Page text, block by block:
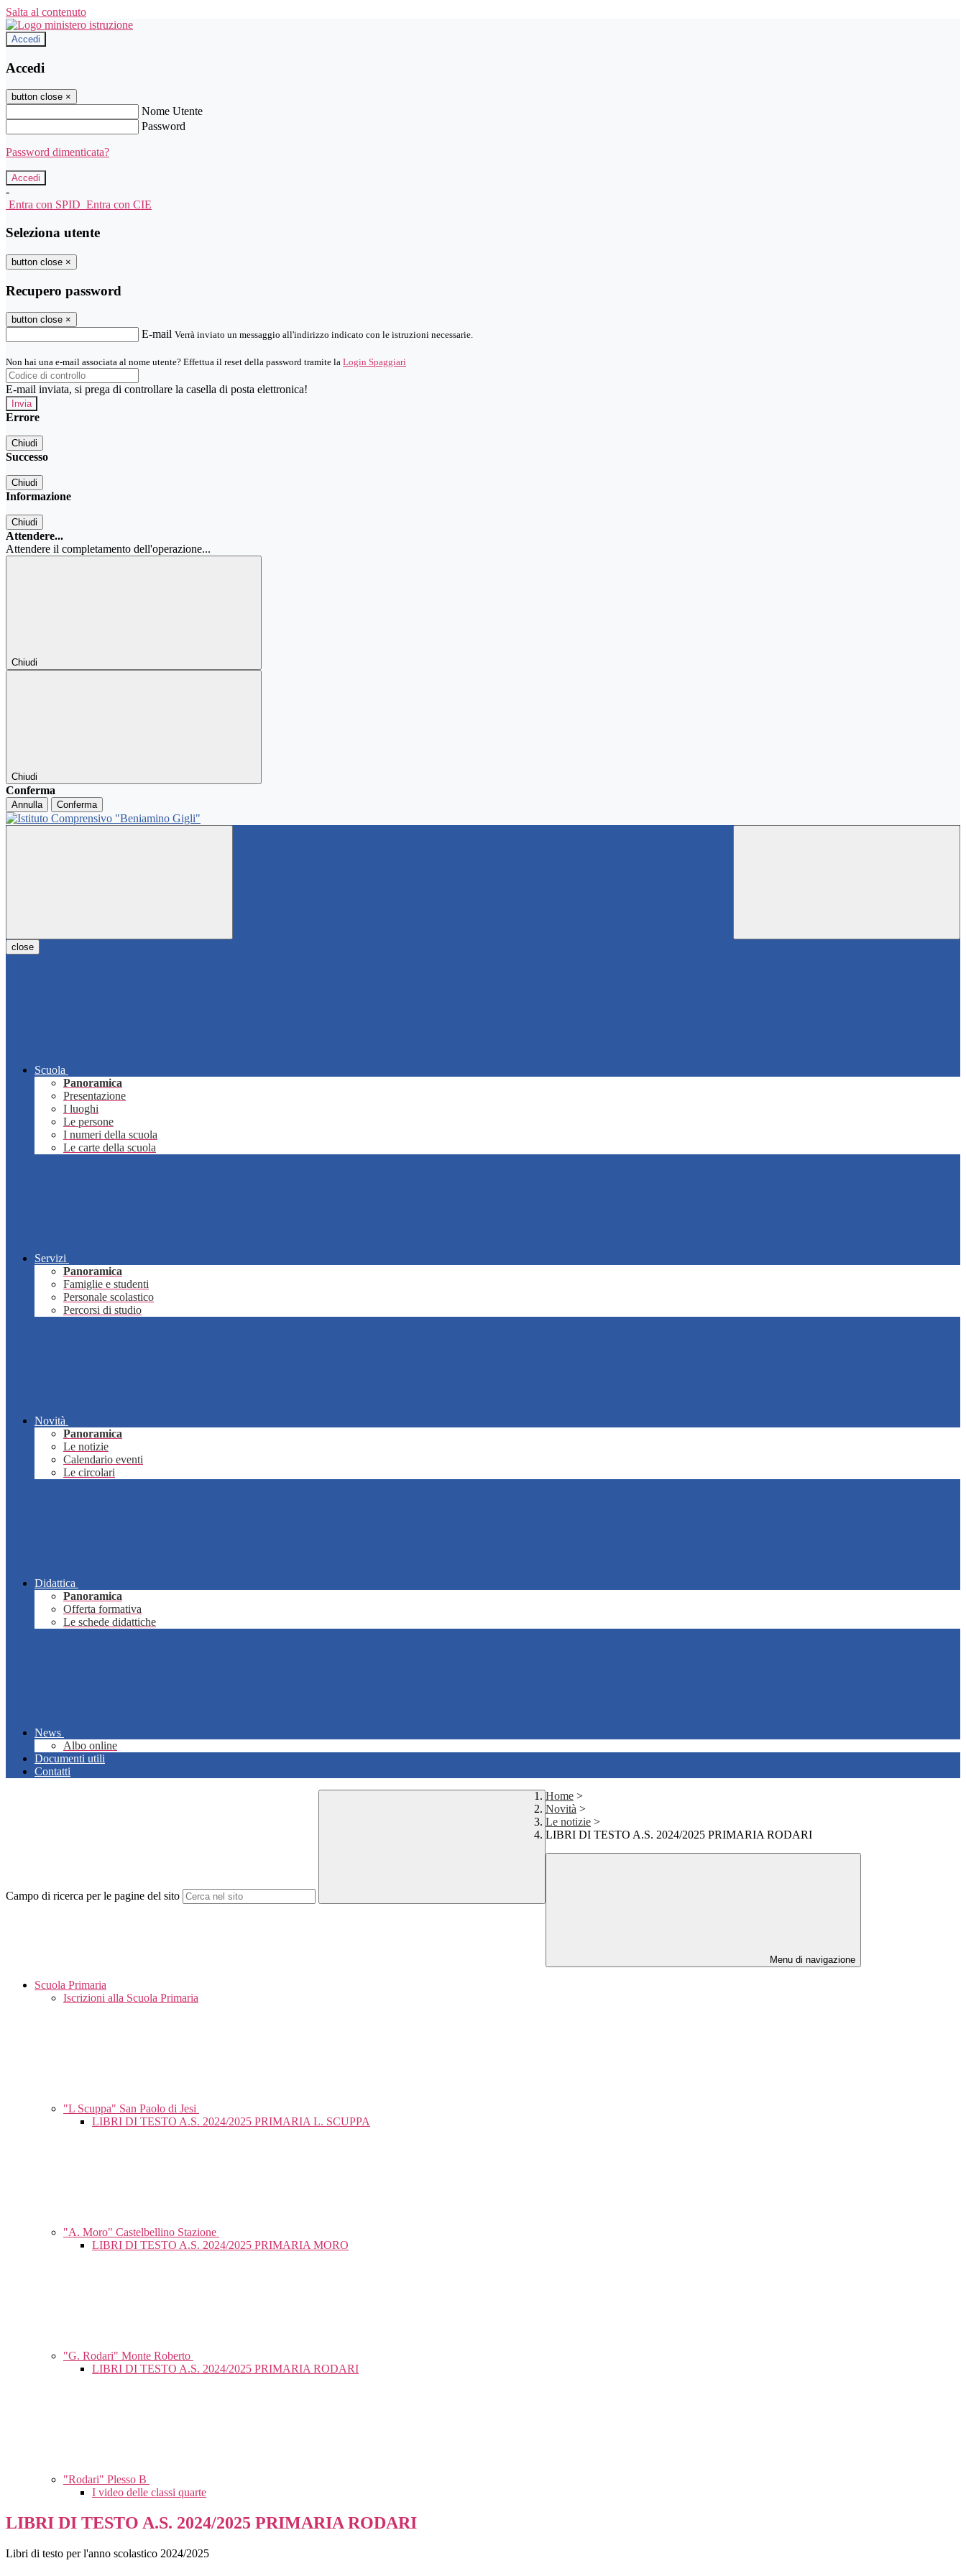
Salta al contenuto
Accedi
Accedi
button close ×
Nome Utente
Password
Password dimenticata?
-
Entra con SPID Entra con CIE
Seleziona utente
button close ×
Recupero password
button close ×
E-mail Verrà inviato un messaggio all'indirizzo indicato con le istruzioni necessarie.
Non hai una e-mail associata al nome utente? Effettua il reset della password tramite la Login Spaggiari
E-mail inviata, si prega di controllare la casella di posta elettronica!
Errore
Chiudi
Successo
Chiudi
Informazione
Chiudi
Attendere...
Attendere il completamento dell'operazione...
Chiudi
Chiudi
Conferma
Annulla Conferma
close
Scuola
Panoramica
Presentazione
I luoghi
Le persone
I numeri della scuola
Le carte della scuola
Servizi
Panoramica
Famiglie e studenti
Personale scolastico
Percorsi di studio
Novità
Panoramica
Le notizie
Calendario eventi
Le circolari
Didattica
Panoramica
Offerta formativa
Le schede didattiche
News
Albo online
Documenti utili
Contatti
Campo di ricerca per le pagine del sito
Home >
Novità >
Le notizie >
LIBRI DI TESTO A.S. 2024/2025 PRIMARIA RODARI
Menu di navigazione
Scuola Primaria
Iscrizioni alla Scuola Primaria
"L Scuppa" San Paolo di Jesi
LIBRI DI TESTO A.S. 2024/2025 PRIMARIA L. SCUPPA
"A. Moro" Castelbellino Stazione
LIBRI DI TESTO A.S. 2024/2025 PRIMARIA MORO
"G. Rodari" Monte Roberto
LIBRI DI TESTO A.S. 2024/2025 PRIMARIA RODARI
"Rodari" Plesso B
I video delle classi quarte
LIBRI DI TESTO A.S. 2024/2025 PRIMARIA RODARI
Libri di testo per l'anno scolastico 2024/2025